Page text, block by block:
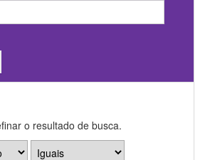
o resultado de busca.